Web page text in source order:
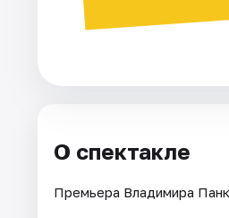
О спектакле
Премьера Владимира